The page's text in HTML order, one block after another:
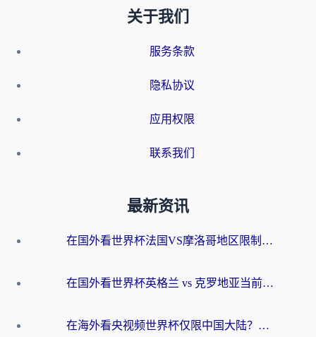
关于我们
服务条款
隐私协议
应用权限
联系我们
最新资讯
在国外看世界杯法国VS摩洛哥地区限制？这篇指南让你流畅看中文解说无压力
在国外看世界杯英格兰 vs 克罗地亚当前地区不可播放？这篇指南帮你搞定所有海外观赛难题
在海外看央视频世界杯仅限中国大陆？这篇指南帮你解锁中文解说+无卡顿直播